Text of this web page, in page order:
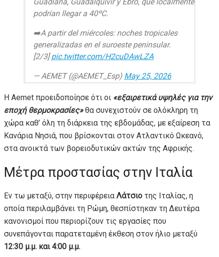
podrían llegar a 40ºC.
➡️A partir del miércoles: noches tropicales
generalizadas en el suroeste peninsular.
[2/3]pic.twitter.com/H2cuDAwLZA
— AEMET (@AEMET_Esp) May 25, 2026
H Aemet προειδοποίησε ότι οι «εξαιρετικά υψηλές για την
εποχή θερμοκρασίες»θα συνεχιστούν σε ολόκληρη τη
χώρα καθ’ όλη τη διάρκεια της εβδομάδας, με εξαίρεση τα
Κανάρια Νησιά, που βρίσκονται στον Ατλαντικό Ωκεανό,
στα ανοικτά των βορειοδυτικών ακτών της Αφρικής.
Μέτρα προστασίας στην Ιταλία
Εν τω μεταξύ, στην περιφέρεια Λάτσιο της Ιταλίας, η
οποία περιλαμβάνει τη Ρώμη, θεσπίστηκαν τη Δευτέρα
κανονισμοί που περιορίζουν τις εργασίες που
συνεπάγονται παρατεταμένη έκθεση στον ήλιο μεταξύ
12:30 μ.μ. και 4:00 μ.μ.